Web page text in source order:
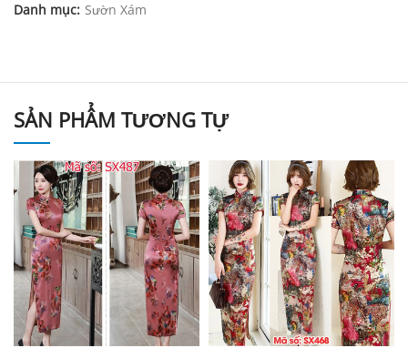
Danh mục: Sườn Xám
SẢN PHẨM TƯƠNG TỰ